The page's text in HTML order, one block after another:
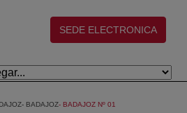
(abre en nueva ventana)
SEDE ELECTRONICA
BADAJOZ BADAJOZ Nº 01